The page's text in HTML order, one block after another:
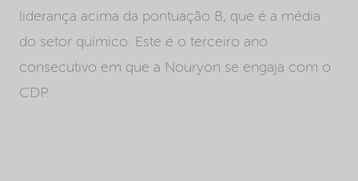
liderança acima da pontuação B, que é a média
do setor químico. Este é o terceiro ano
consecutivo em que a Nouryon se engaja com o
CDP.